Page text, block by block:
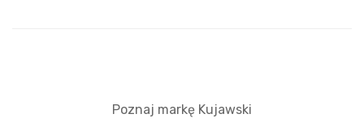
Poznaj markę Kujawski